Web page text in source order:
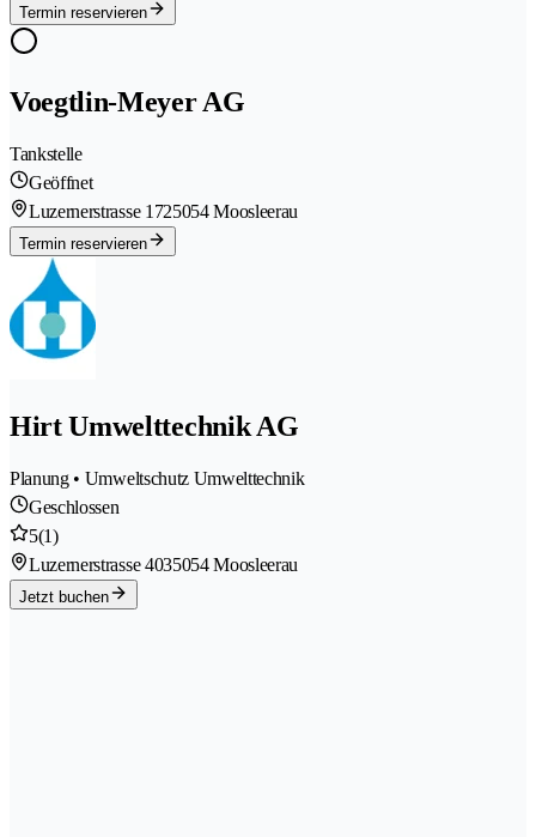
Termin reservieren
Voegtlin-Meyer AG
Tankstelle
Geöffnet
Luzernerstrasse 1725054 Moosleerau
Termin reservieren
Hirt Umwelttechnik AG
Planung • Umweltschutz Umwelttechnik
Geschlossen
5(1)
Luzernerstrasse 4035054 Moosleerau
Jetzt buchen